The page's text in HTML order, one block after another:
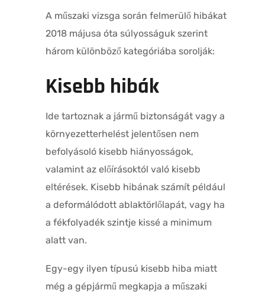
A műszaki vizsga során felmerülő hibákat
2018 májusa óta súlyosságuk szerint
három különböző kategóriába sorolják:
Kisebb hibák
Ide tartoznak a jármű biztonságát vagy a
környezetterhelést jelentősen nem
befolyásoló kisebb hiányosságok,
valamint az előírásoktól való kisebb
eltérések. Kisebb hibának számít például
a deformálódott ablaktörlőlapát, vagy ha
a fékfolyadék szintje kissé a minimum
alatt van.
Egy-egy ilyen típusú kisebb hiba miatt
még a gépjármű megkapja a műszaki